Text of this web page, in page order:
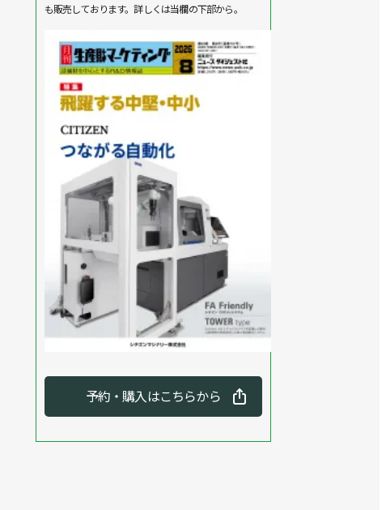
も販売しております。詳しくは当欄の下部から。
予約・購入はこちらから